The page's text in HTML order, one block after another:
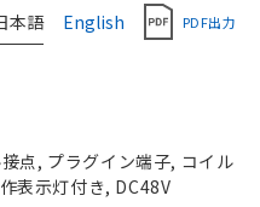
本語 English PDF出力
点, プラグイン端子, コイル
表示灯付き, DC48V